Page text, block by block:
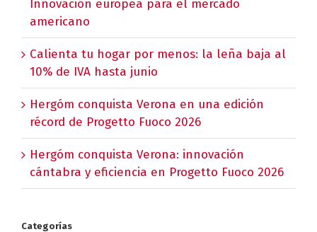
Innovación europea para el mercado
americano
Calienta tu hogar por menos: la leña baja al
10% de IVA hasta junio
Hergóm conquista Verona en una edición
récord de Progetto Fuoco 2026
Hergóm conquista Verona: innovación
cántabra y eficiencia en Progetto Fuoco 2026
Categorías